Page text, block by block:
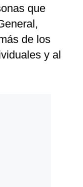
que
de los
y al